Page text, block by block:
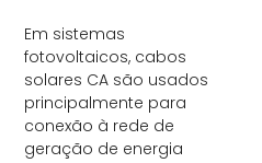
Em sistemas
fotovoltaicos, cabos
solares CA são usados ​​
principalmente para
conexão à rede de
geração de energia